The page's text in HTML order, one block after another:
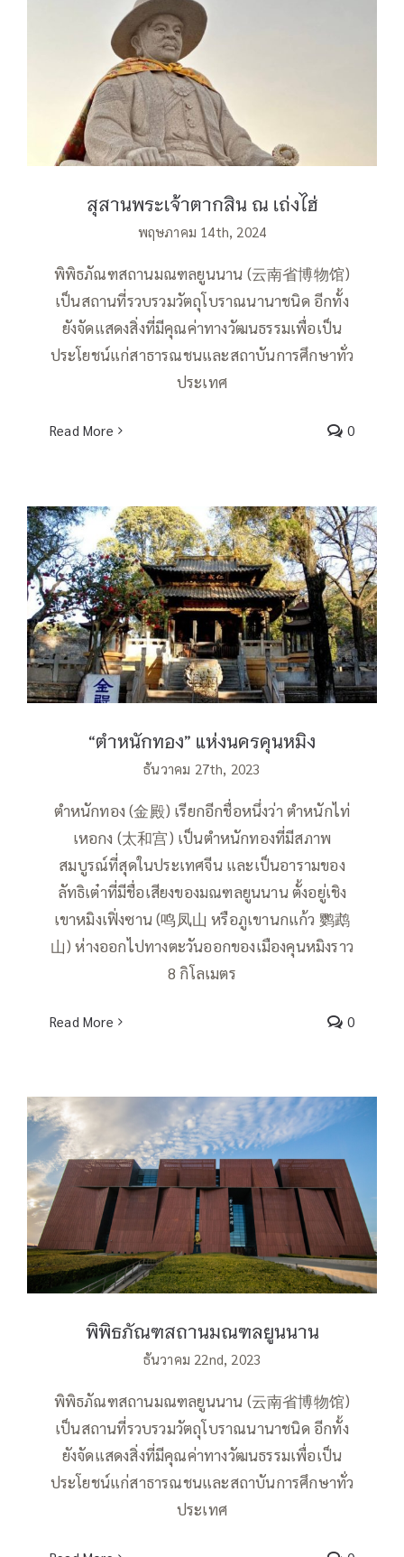
สุสานพระเจ้าตากสิน ณ เถ่งไฮ่
สุสานพระเจ้าตากสิน ณ เถ่งไฮ่
พฤษภาคม 14th, 2024
พิพิธภัณฑสถานมณฑลยูนนาน (云南省博物馆)
เป็นสถานที่รวบรวมวัตถุโบราณนานาชนิด อีกทั้ง
ยังจัดแสดงสิ่งที่มีคุณค่าทางวัฒนธรรมเพื่อเป็น
ประโยชน์แก่สาธารณชนและสถาบันการศึกษาทั่ว
ประเทศ
Read More 0
“ตำหนักทอง” แห่งนครคุนหมิง
“ตำหนักทอง” แห่งนครคุนหมิง
ธันวาคม 27th, 2023
ตำหนักทอง (金殿) เรียกอีกชื่อหนึ่งว่า ตำหนักไท่
เหอกง (太和宫) เป็นตำหนักทองที่มีสภาพ
สมบูรณ์ที่สุดในประเทศจีน และเป็นอารามของ
ลัทธิเต๋าที่มีชื่อเสียงของมณฑลยูนนาน ตั้งอยู่เชิง
เขาหมิงเฟิ่งซาน (鸣凤山 หรือภูเขานกแก้ว 鹦鹉
山) ห่างออกไปทางตะวันออกของเมืองคุนหมิงราว
8 กิโลเมตร
Read More 0
พิพิธภัณฑสถานมณฑลยูนนาน
พิพิธภัณฑสถานมณฑลยูนนาน
ธันวาคม 22nd, 2023
พิพิธภัณฑสถานมณฑลยูนนาน (云南省博物馆)
เป็นสถานที่รวบรวมวัตถุโบราณนานาชนิด อีกทั้ง
ยังจัดแสดงสิ่งที่มีคุณค่าทางวัฒนธรรมเพื่อเป็น
ประโยชน์แก่สาธารณชนและสถาบันการศึกษาทั่ว
ประเทศ